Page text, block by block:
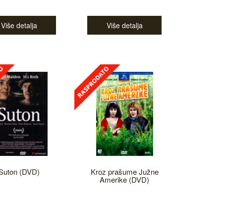
Više detalja Više detalja
(DVD) Kroz prašume Južne
Amerike (DVD)